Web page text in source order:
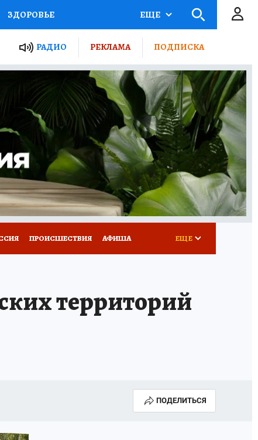
ЗДОРОВЬЕ
РОССИИ
ПУТЕВОДИТЕЛЬ
ТУРИЗМ
ПОТРЕБИТЕЛЯ ВСЕ О КП
ЕЩЕ
РАДИО РЕКЛАМА ПОДПИСКА
ПРОИСШЕСТВИЯ АФИША ЕЩЕ
территорий
ПОДЕЛИТЬСЯ